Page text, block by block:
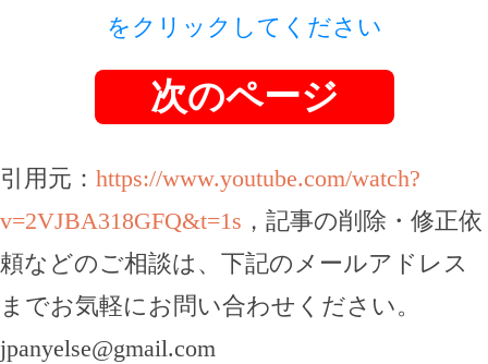
をクリックしてください
次のページ
引用元： https://www.youtube.com/watch?
v=2VJBA318GFQ&t=1s ，記事の削除・修正依
頼などのご相談は、下記のメールアドレス
までお気軽にお問い合わせください。
jpanyelse@gmail.com